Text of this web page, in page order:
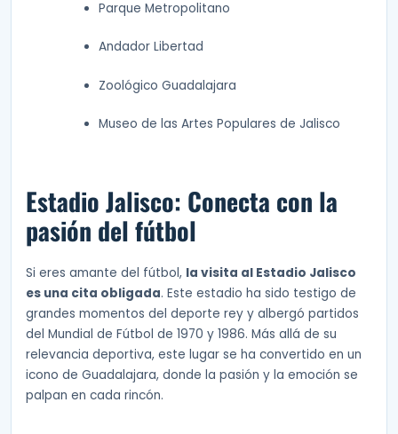
Parque Metropolitano
Andador Libertad
Zoológico Guadalajara
Museo de las Artes Populares de Jalisco
Estadio Jalisco: Conecta con la
pasión del fútbol
Si eres amante del fútbol, la visita al Estadio Jalisco
es una cita obligada. Este estadio ha sido testigo de
grandes momentos del deporte rey y albergó partidos
del Mundial de Fútbol de 1970 y 1986. Más allá de su
relevancia deportiva, este lugar se ha convertido en un
icono de Guadalajara, donde la pasión y la emoción se
palpan en cada rincón.